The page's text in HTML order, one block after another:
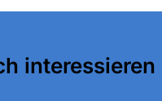
interessieren